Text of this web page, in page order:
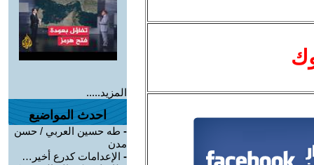
المزيد.....
احدث المواضيع
- طه حسين العربي / حسن
مدن
- الإعدامات كدرع أخير…